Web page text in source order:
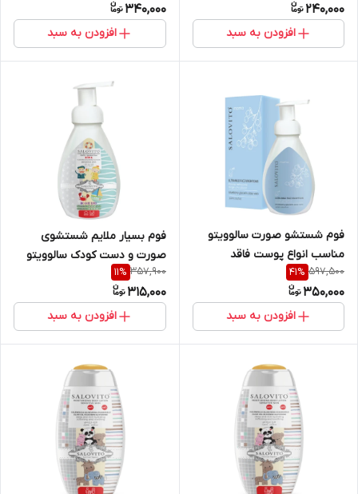
240,000
افزودن به سبد
340,000
افزودن به سبد
فوم شستشو صورت سالوویتو
مناسب انواع پوست فاقد
سولفات حجم 300 میلی لیتر
597,500
41%
350,000
افزودن به سبد
فوم بسیار ملایم شستشوی
صورت و دست کودک سالوویتو
حجم ۳۰۰ میل
357,900
11%
315,000
افزودن به سبد